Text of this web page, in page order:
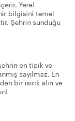
Yerel
bilgisini temel
Şehrin sunduğu
en tipik ve
sayılmaz. En
bir ısırık alın ve